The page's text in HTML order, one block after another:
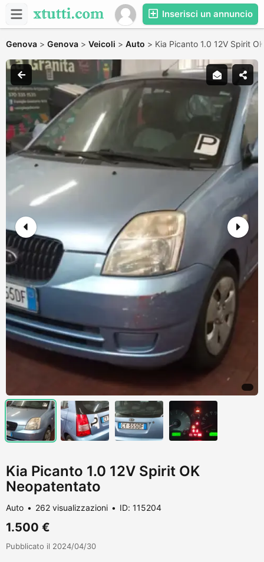
Inserisci un annuncio
Genova > Genova > Veicoli > Auto > Kia Picanto 1.0 12V Spirit
Kia Picanto 1.0 12V Spirit OK
Neopatentato
Auto 262 visualizzazioni ID: 115204
1.500 €
Pubblicato il 2024/04/30